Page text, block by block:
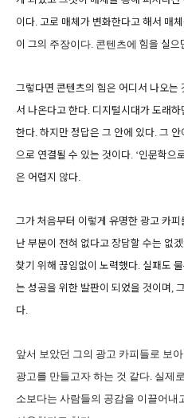
이다. 고로 매체가 변화한다고 해서 매
이 그의 주장이다. 콘텐츠에 힘을 실으
그렇다면 콘텐츠의 힘은 어디서 나오는
서 나온다고 한다. 디지털시대가 도래
한다. 하지만정답은 그 안에 있다. 그 안
으로 연결될 수 있는 것이다. ‘인문학으
은 어렵지 않다.
그가 처음부터 이렇게 유명한 광고 카
난 부분이 전혀 없다고 장담할 수는 없겠
찾기 위해 끊임없이 노력했다. 실패도
는 성공을 위한 발판이 되었을 것이며,
다.
앞서 보았던 그의 광고 카피들로 보
광고를 만들고자 하는 것 같다. 실제
소보다는 사람들의 공감을 이끌어내